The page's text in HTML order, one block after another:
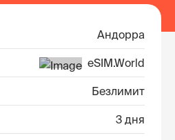
Андорра
eSIM.World
Безлимит
3 дня